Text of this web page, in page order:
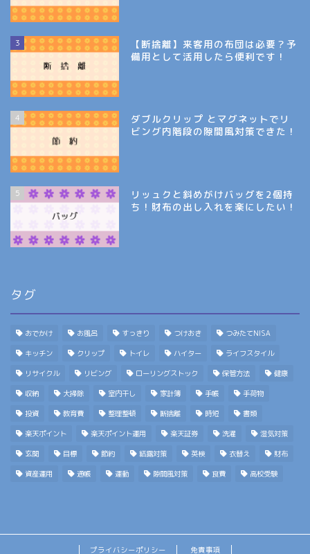
3
【断捨離】来客用の布団は必要？予
備用として活用したら便利です！
4
ダブルクリップ とマグネットでリ
ビング内階段の隙間風対策できた！
5
リッュクと斜めがけバッグを2個持
ち！財布の出し入れを楽にしたい！
タグ
おでかけ お風呂 すっきり つけおき つみたてNISA
キッチン クリップ トイレ ハイター ライフスタイル
リサイクル リビング ローリングストック 保管方法 健康
収納 大掃除 室内干し 家計簿 手帳 手荷物
投資 教育費 整理整頓 断捨離 時短 書類
楽天ポイント 楽天ポイント運用 楽天証券 洗濯 湿気対策
玄関 目標 節約 結露対策 英検 衣替え 財布
資産運用 通帳 運動 隙間風対策 食費 高校受験
プライバシーポリシー 免責事項